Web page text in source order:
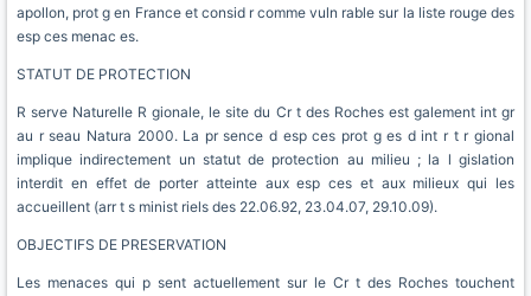
apollon, prot g en France et consid r comme vuln rable sur la liste rouge des
esp ces menac es.
STATUT DE PROTECTION
R serve Naturelle R gionale, le site du Cr t des Roches est galement int gr
au r seau Natura 2000. La pr sence d esp ces prot g es d int r t r gional
implique indirectement un statut de protection au milieu ; la l gislation
interdit en effet de porter atteinte aux esp ces et aux milieux qui les
accueillent (arr t s minist riels des 22.06.92, 23.04.07, 29.10.09).
OBJECTIFS DE PRESERVATION
Les menaces qui p sent actuellement sur le Cr t des Roches touchent